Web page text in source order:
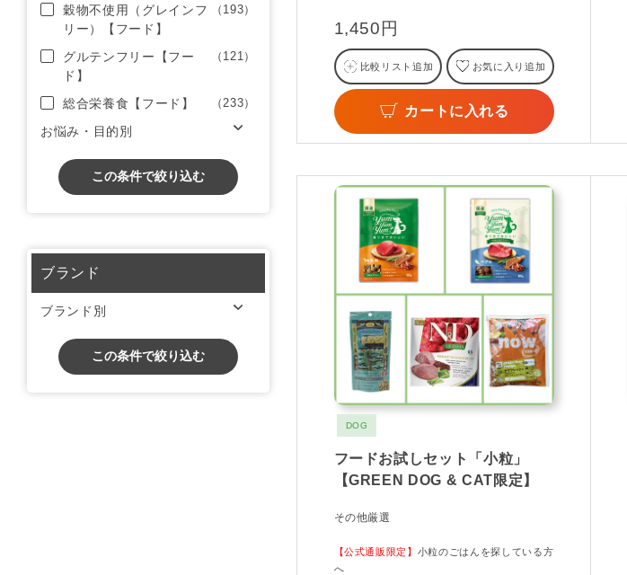
1,450円
比較リスト追加 お気に入り追加
カートに入れる
DOG
フードお試しセット「小粒」
【GREEN DOG & CAT限定】
その他厳選
【公式通販限定】 小粒のごはんを探している方
へ
穀物不使用（グレインフ
リー）【フード】
（193）
グルテンフリー【フー
ド】
（121）
総合栄養食【フード】 （233）
お悩み・目的別
この条件で絞り込む
ブランド
ブランド別
この条件で絞り込む